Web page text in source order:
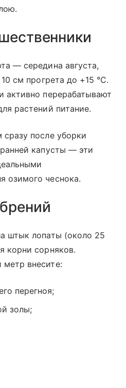
— середина августа,
см прогрета до +15 °C.
активно перерабатывают
растений питание.
после уборки
капусты — эти
озимого чеснока.
штык лопаты (около 25
корни сорняков.
внесите:
перегноя;
золы;